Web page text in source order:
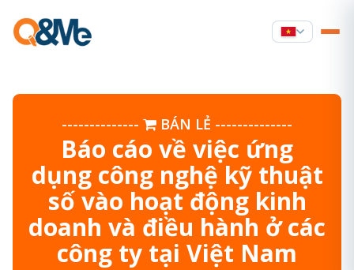
-------------- BÁN LẺ --------------
Báo cáo về việc ứng
dụng công nghệ kỹ thuật
số vào hoạt động kinh
doanh và điều hành ở các
công ty tại Việt Nam